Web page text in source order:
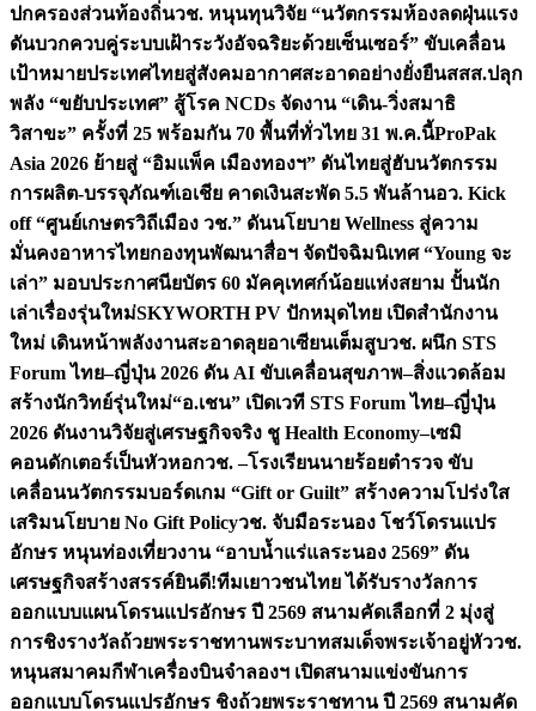
ปกครองส่วนท้องถิ่นวช. หนุนทุนวิจัย “นวัตกรรมห้องลดฝุ่นแรง
ดันบวกควบคู่ระบบเฝ้าระวังอัจฉริยะด้วยเซ็นเซอร์” ขับเคลื่อน
เป้าหมายประเทศไทยสู่สังคมอากาศสะอาดอย่างยั่งยืนสสส.ปลุก
พลัง “ขยับประเทศ” สู้โรค NCDs จัดงาน “เดิน-วิ่งสมาธิ
วิสาขะ” ครั้งที่ 25 พร้อมกัน 70 พื้นที่ทั่วไทย 31 พ.ค.นี้ProPak
Asia 2026 ย้ายสู่ “อิมแพ็ค เมืองทองฯ” ดันไทยสู่ฮับนวัตกรรม
การผลิต-บรรจุภัณฑ์เอเชีย คาดเงินสะพัด 5.5 พันล้านอว. Kick
off “ศูนย์เกษตรวิถีเมือง วช.” ดันนโยบาย Wellness สู่ความ
มั่นคงอาหารไทยกองทุนพัฒนาสื่อฯ จัดปัจฉิมนิเทศ “Young จะ
เล่า” มอบประกาศนียบัตร 60 มัคคุเทศก์น้อยแห่งสยาม ปั้นนัก
เล่าเรื่องรุ่นใหม่SKYWORTH PV ปักหมุดไทย เปิดสำนักงาน
ใหม่ เดินหน้าพลังงานสะอาดลุยอาเซียนเต็มสูบวช. ผนึก STS
Forum ไทย–ญี่ปุ่น 2026 ดัน AI ขับเคลื่อนสุขภาพ–สิ่งแวดล้อม
สร้างนักวิทย์รุ่นใหม่“อ.เชน” เปิดเวที STS Forum ไทย–ญี่ปุ่น
2026 ดันงานวิจัยสู่เศรษฐกิจจริง ชู Health Economy–เซมิ
คอนดักเตอร์เป็นหัวหอกวช. –โรงเรียนนายร้อยตำรวจ ขับ
เคลื่อนนวัตกรรมบอร์ดเกม “Gift or Guilt” สร้างความโปร่งใส
เสริมนโยบาย No Gift Policyวช. จับมือระนอง โชว์โดรนแปร
อักษร หนุนท่องเที่ยวงาน “อาบน้ำแร่แลระนอง 2569” ดัน
เศรษฐกิจสร้างสรรค์ยินดี!ทีมเยาวชนไทย ได้รับรางวัลการ
ออกแบบแผนโดรนแปรอักษร ปี 2569 สนามคัดเลือกที่ 2 มุ่งสู่
การชิงรางวัลถ้วยพระราชทานพระบาทสมเด็จพระเจ้าอยู่หัววช.
หนุนสมาคมกีฬาเครื่องบินจำลองฯ เปิดสนามแข่งขันการ
ออกแบบโดรนแปรอักษร ชิงถ้วยพระราชทาน ปี 2569 สนามคัด